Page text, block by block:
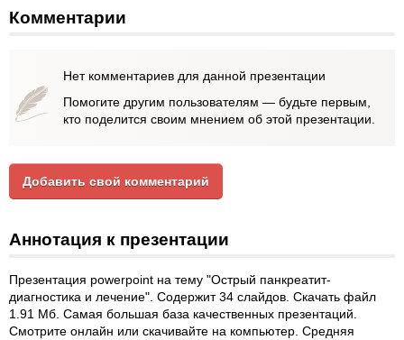
Комментарии
Нет комментариев для данной презентации
Помогите другим пользователям — будьте первым,
кто поделится своим мнением об этой презентации.
Добавить свой комментарий
Аннотация к презентации
Презентация powerpoint на тему "Острый панкреатит-
диагностика и лечение". Содержит 34 слайдов. Скачать файл
1.91 Мб. Самая большая база качественных презентаций.
Смотрите онлайн или скачивайте на компьютер. Средняя